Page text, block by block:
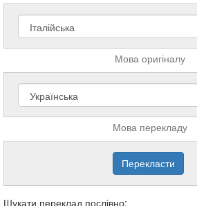
Мова оригіналу
Мова перекладу
Шукати переклад послівно: